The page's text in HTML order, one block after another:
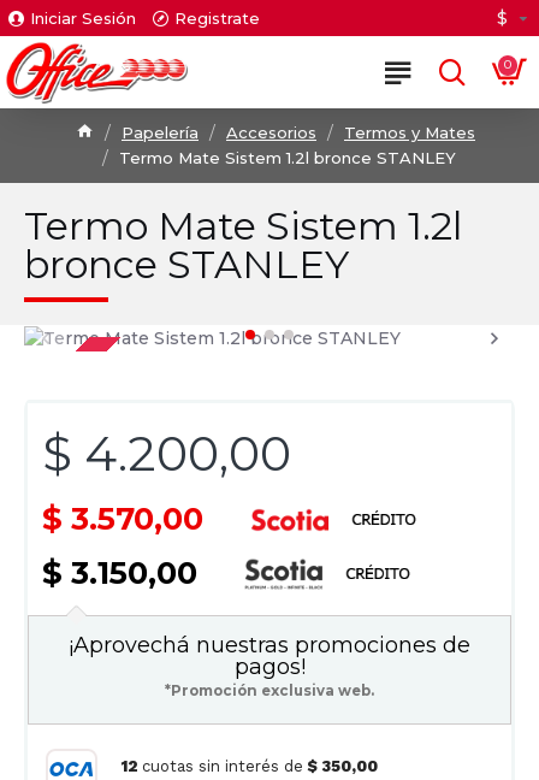
Iniciar Sesión Registrate $
0
Papelería Accesorios
Termos y Mates
Termo Mate Sistem 1.2l bronce STANLEY
Termo Mate Sistem 1.2l
bronce STANLEY
$ 4.200,00
$ 3.570,00
$ 3.150,00
¡Aprovechá nuestras promociones de
pagos!
*Promoción exclusiva web.
12 cuotas sin interés de $ 350,00